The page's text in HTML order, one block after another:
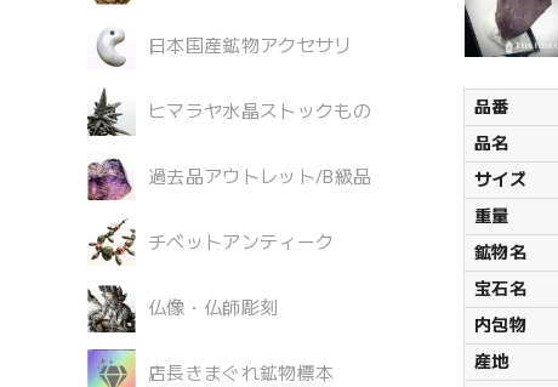
日本国産鉱物アクセサリ
ヒマラヤ水晶ストックもの
過去品アウトレット/B級品
チベットアンティーク
仏像・仏師彫刻
店長きまぐれ鉱物標本
品番
品名
サイズ
重量
鉱物名
宝石名
内包物
産地